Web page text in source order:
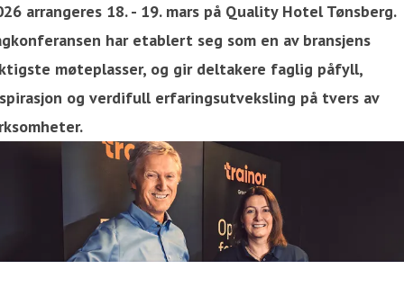
arrangeres 18. - 19. mars på Quality Hotel Tønsberg.
har etablert seg som en av bransjens
møteplasser, og gir deltakere faglig påfyll,
og verdifull erfaringsutveksling på tvers av